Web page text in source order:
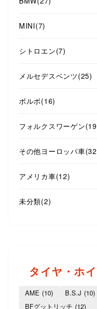
MINI(7)
シトロエン(7)
メルセデスベンツ(25)
ボルボ(16)
フォルクスワーゲン
その他ヨーロッパ車
アメリカ車(12)
未分類(2)
タイヤ・ホ
AME (10) B.S.J (10)
BFグットリッチ (12)